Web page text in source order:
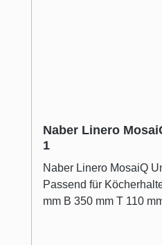
Naber Linero
1
Naber Linero MosaiQ
Passend für
mm B 350 mm T 110